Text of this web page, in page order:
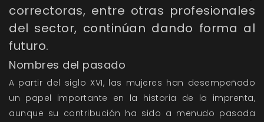
correctoras, entre otras profesionales
del sector, continúan dando forma al
futuro.
Nombres del pasado
A partir del siglo XVI, las mujeres han desempeñado
un papel importante en la historia de la imprenta,
aunque su contribución ha sido a menudo pasada